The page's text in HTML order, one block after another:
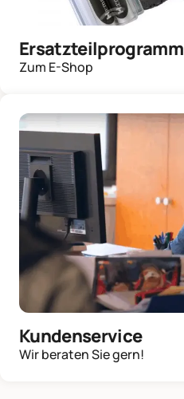
Ersatzteilprogramm
Zum E-Shop
Kundenservice
Wir beraten Sie gern!